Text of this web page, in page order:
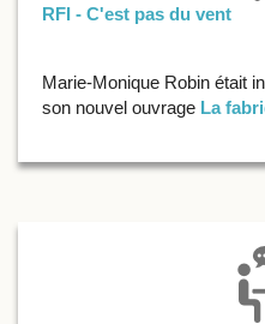
RFI - C'est pas du vent
Marie-Monique Robin était
son nouvel ouvrage La